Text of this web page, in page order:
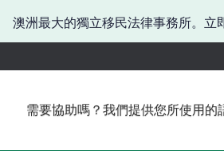
澳洲最大的獨立移民法律事務所。立
需要協助嗎？我們提供您所使用的